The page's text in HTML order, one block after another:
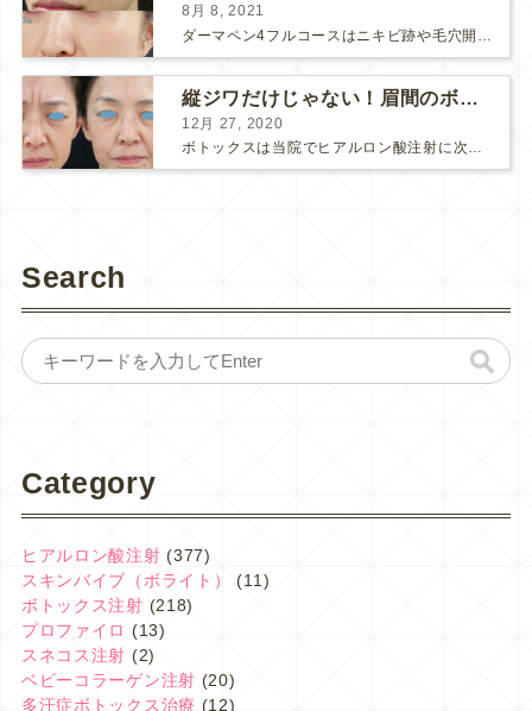
8月 8, 2021
ダーマペン4フルコースはニキビ跡や毛穴開きで悩まれている方に自信を持ってお勧めできる美肌治療です。 ↑ ダーマペン4フルコースを4回行いました。 ニキビ跡と毛穴開きが改善して肌のキメが整いまし...
縦ジワだけじゃない！眉間のボトックス注射
12月 27, 2020
ボトックスは当院でヒアルロン酸注射に次いで人気のある治療です。 私自身、美容治療が制限されていた妊娠・授乳中に一番やりたかったのはボトックスで、 「ボトックスが世の中から無くなったら困る！」と...
Search
Category
ヒアルロン酸注射 (377)
スキンバイブ（ボライト）
(11)
ボトックス注射 (218)
プロファイロ (13)
スネコス注射 (2)
ベビーコラーゲン注射 (20)
多汗症ボトックス治療 (12)